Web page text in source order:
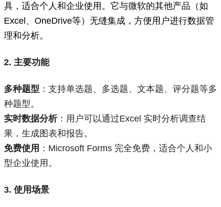
具，适合个人和企业使用。它与微软的其他产品（如
Excel、OneDrive等）无缝集成，方便用户进行数据管
理和分析。
2. 主要功能
多种题型 ：支持单选题、多选题、文本题、评分题等多
种题型。
实时数据分析：用户可以通过Excel 实时分析调查结
果，生成图表和报告。
免费使用 ：Microsoft Forms 完全免费，适合个人和小
型企业使用。
3. 使用场景